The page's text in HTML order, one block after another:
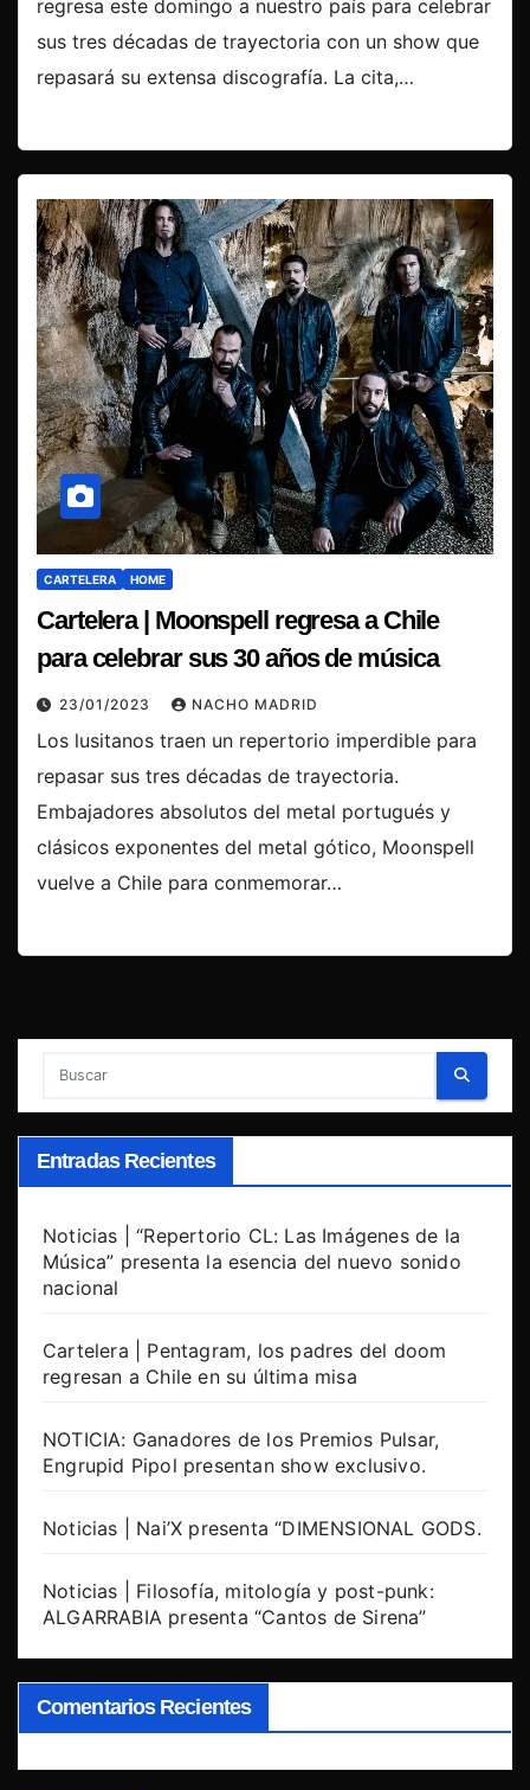
regresa este domingo a nuestro país para celebrar
sus tres décadas de trayectoria con un show que
repasará su extensa discografía. La cita,…
CARTELERA HOME
Cartelera | Moonspell regresa a Chile
para celebrar sus 30 años de música
23/01/2023 NACHO MADRID
Los lusitanos traen un repertorio imperdible para
repasar sus tres décadas de trayectoria.
Embajadores absolutos del metal portugués y
clásicos exponentes del metal gótico, Moonspell
vuelve a Chile para conmemorar…
Entradas Recientes
Noticias | “Repertorio CL: Las Imágenes de la
Música” presenta la esencia del nuevo sonido
nacional
Cartelera | Pentagram, los padres del doom
regresan a Chile en su última misa
NOTICIA: Ganadores de los Premios Pulsar,
Engrupid Pipol presentan show exclusivo.
Noticias | Nai’X presenta “DIMENSIONAL GODS.
Noticias | Filosofía, mitología y post-punk:
ALGARRABIA presenta “Cantos de Sirena”
Comentarios Recientes